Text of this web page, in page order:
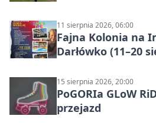
11 sierpnia 2026, 06:00
Fajna Kolonia na
Darłówko (11–20
15 sierpnia 2026, 20:00
PoGORIa GLoW
przejazd